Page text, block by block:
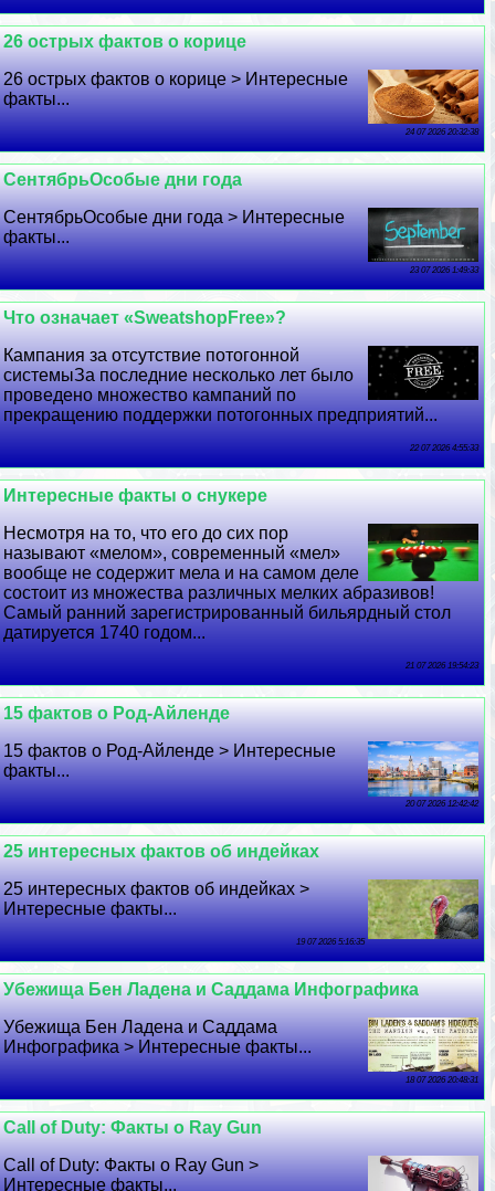
26 острых фактов о корице
26 острых фактов о корице > Интересные
факты...
24 07 2026 20:32:38
СентябрьОсобые дни года
СентябрьОсобые дни года > Интересные
факты...
23 07 2026 1:49:33
Что означает «SweatshopFree»?
Кампания за отсутствие потогонной
системыЗа последние несколько лет было
проведено множество кампаний по
прекращению поддержки потогонных предприятий...
22 07 2026 4:55:33
Интересные факты о снукере
Несмотря на то, что его до сих пор
называют «мелом», современный «мел»
вообще не содержит мела и на самом деле
состоит из множества различных мелких абразивов!
Самый ранний зарегистрированный бильярдный стол
датируется 1740 годом...
21 07 2026 19:54:23
15 фактов о Род-Айленде
15 фактов о Род-Айленде > Интересные
факты...
20 07 2026 12:42:42
25 интересных фактов об индейках
25 интересных фактов об индейках >
Интересные факты...
19 07 2026 5:16:35
Убежища Бен Ладена и Саддама Инфографика
Убежища Бен Ладена и Саддама
Инфографика > Интересные факты...
18 07 2026 20:48:31
Call of Duty: Факты о Ray Gun
Call of Duty: Факты о Ray Gun >
Интересные факты...